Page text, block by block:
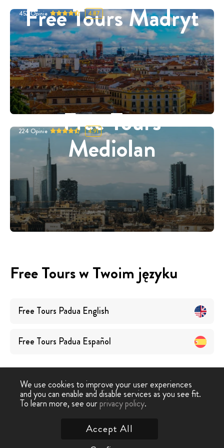
Free Tours Madryt
452 Opinie 4.87
Free Tours
Mediolan
224 Opinie 4.91
Free Tours w Twoim języku
Free Tours Padua English
Free Tours Padua Español
Free Walking Tour › Padwa
We use cookies to improve your user experiences
and you can enable and disable services as you see fit.
To learn more, see ourprivacy policy.
Accept All